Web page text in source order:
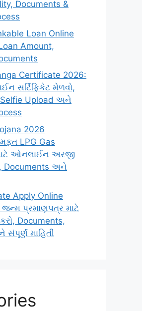
Documents &
Loan Online
Amount,
Certificate 2026:
સર્ટિફિકેટ મેળવો,
Upload અને
2026
LPG Gas
ઓનલાઈન અરજી
Documents અને
Apply Online
જન્મ પ્રમાણપત્ર માટે
Documents,
માહિતી